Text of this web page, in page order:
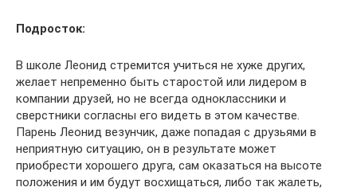
Подросток:
В школе Леонид стремится учиться не хуже других,
желает непременно быть старостой или лидером в
компании друзей, но не всегда одноклассники и
сверстники согласны его видеть в этом качестве.
Парень Леонид везунчик, даже попадая с друзьями в
неприятную ситуацию, он в результате может
приобрести хорошего друга, сам оказаться на высоте
положения и им будут восхищаться, либо так жалеть,